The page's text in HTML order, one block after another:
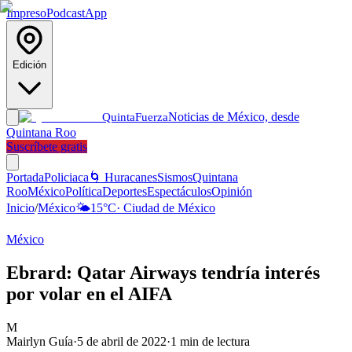
ImpresoPodcastApp
Edición
QuintaFuerzaNoticias de México, desde
Quintana Roo
Suscríbete gratis
PortadaPoliciaca 🌀 HuracanesSismosQuintana
RooMéxicoPolíticaDeportesEspectáculosOpinión
Inicio/México🌤️15°C· Ciudad de México
México
Ebrard: Qatar Airways tendría interés
por volar en el AIFA
M
Mairlyn Guía·5 de abril de 2022·1 min de lectura